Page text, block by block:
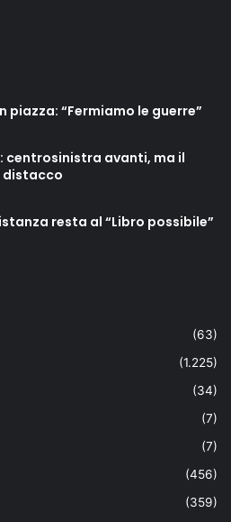
“Fermiamo le guerre”
centrosinistra avanti, ma il
distacco
resta al “Libro possibile”
(63)
(1.225)
(34)
(7)
(7)
(456)
(359)